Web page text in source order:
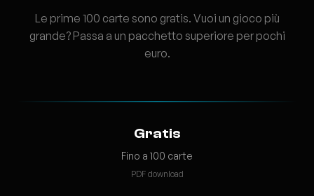
Le prime 100 carte sono gratis. Vuoi un gioco più
grande? Passa a un pacchetto superiore per pochi
euro.
Gratis
Fino a 100 carte
PDF download